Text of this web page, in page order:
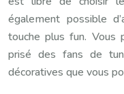
également possible
touche plus fun. Vous
prisé des fans de
décoratives que vous